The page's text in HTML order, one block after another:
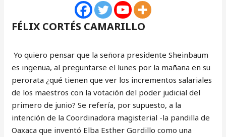
FÉLIX CORTÉS CAMARILLO
Yo quiero pensar que la señora presidente Sheinbaum
es ingenua, al preguntarse el lunes por la mañana en su
perorata ¿qué tienen que ver los incrementos salariales
de los maestros con la votación del poder judicial del
primero de junio? Se refería, por supuesto, a la
intención de la Coordinadora magisterial -la pandilla de
Oaxaca que inventó Elba Esther Gordillo como una